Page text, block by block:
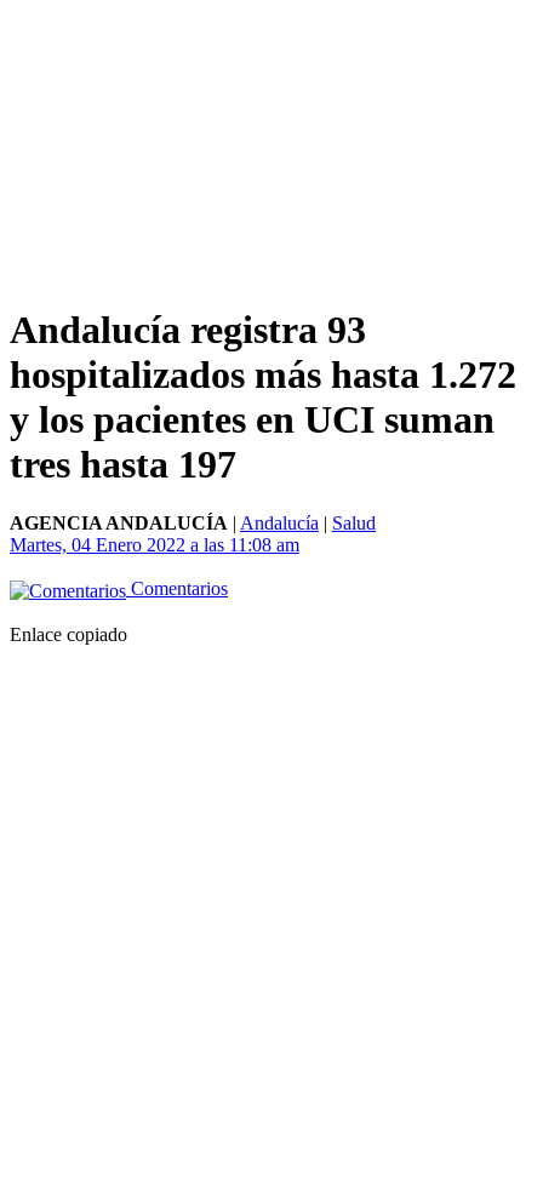
Andalucía registra 93
hospitalizados más hasta 1.272
y los pacientes en UCI suman
tres hasta 197
AGENCIA ANDALUCÍA | Andalucía | Salud
Martes, 04 Enero 2022 a las 11:08 am
Comentarios
Enlace copiado